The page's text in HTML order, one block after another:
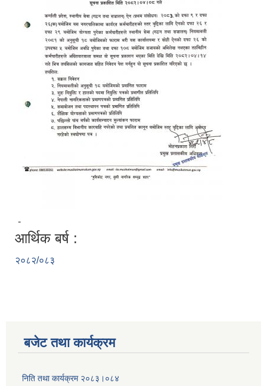
-
आर्थिक बर्ष :
२०८२/०८३
बजेट तथा कार्यक्रम
निति तथा कार्यक्रम २०८३।०८४